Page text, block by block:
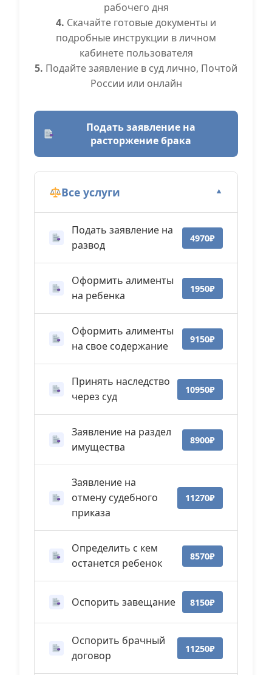
рабочего дня
4. Скачайте готовые документы и
подробные инструкции в личном
кабинете пользователя
5. Подайте заявление в суд лично, Почтой
России или онлайн
Подать заявление на
расторжение брака
Все услуги ▼
Подать заявление на
развод
4970₽
Оформить алименты
на ребенка
1950₽
Оформить алименты
на свое содержание
9150₽
Принять наследство
через суд
10950₽
Заявление на раздел
имущества
8900₽
Заявление на
отмену судебного
приказа
11270₽
Определить с кем
останется ребенок
8570₽
Оспорить завещание 8150₽
Оспорить брачный
договор
11250₽